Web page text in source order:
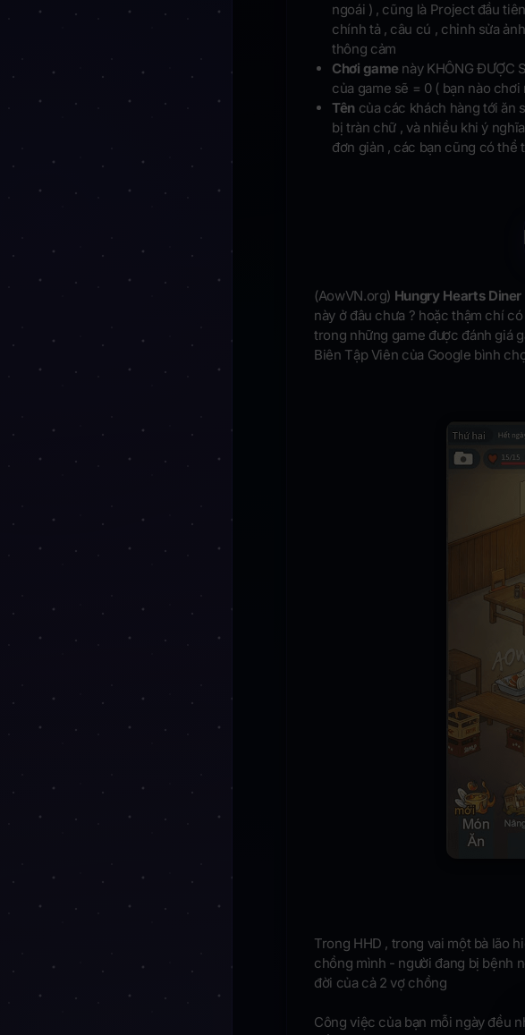
ngoái ) , cũng là Project đầu
chính tả , câu cú , chỉnh sửa
thông cảm
Chơi game này KHÔNG ĐƯỢC
của game sẽ = 0 ( bạn nào
Tên của các khách hàng tới ăn
bị tràn chữ , và nhiều khi ý
đơn giản , các bạn cũng có thể
(AowVN.org) Hungry Hearts
này ở đâu chưa ? hoặc thậm chí
trong những game được đánh giá
Biên Tập Viên của Google bình
Trong HHD , trong vai một bà lão
chồng mình - người đang bị bệnh
đời của cả 2 vợ chồng
Công việc của bạn mỗi ngày đều